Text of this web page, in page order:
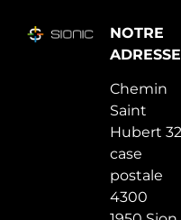
NOTRE
ADRESSE
Chemin
Saint
Hubert 32
case
postale
4300